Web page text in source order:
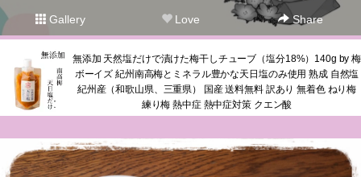
Gallery Love Share
無添加 天然塩だけで漬けた梅干しチューブ（塩分18%）140g by 梅
ボーイズ 紀州南高梅とミネラル豊かな天日塩のみ使用 熟成 自然塩
紀州産（和歌山県、三重県） 国産 送料無料 訳あり 無着色 ねり梅
練り梅 熱中症 熱中症対策 クエン酸